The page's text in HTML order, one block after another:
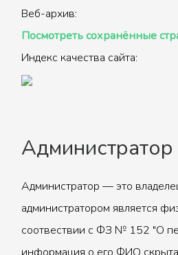
Веб-архив:
Посмотреть сохранённые
Индекс качества сайта:
Администратор — это
администратором является
соотвествии с ФЗ № 152 "О